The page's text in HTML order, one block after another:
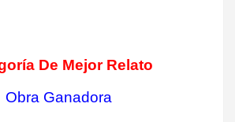
De Mejor Relato
Obra Ganadora